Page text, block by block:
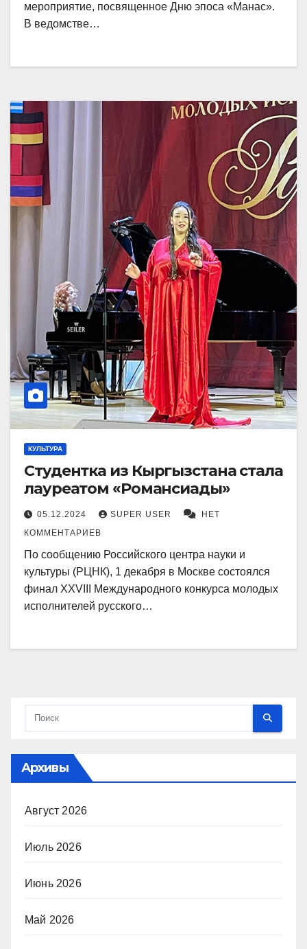
мероприятие, посвященное Дню эпоса «Манас».
В ведомстве…
КУЛЬТУРА
Студентка из Кыргызстана стала
лауреатом «Романсиады»
05.12.2024 SUPER USER
НЕТ
КОММЕНТАРИЕВ
По сообщению Российского центра науки и
культуры (РЦНК), 1 декабря в Москве состоялся
финал XXVIII Международного конкурса молодых
исполнителей русского…
Архивы
Август 2026
Июль 2026
Июнь 2026
Май 2026